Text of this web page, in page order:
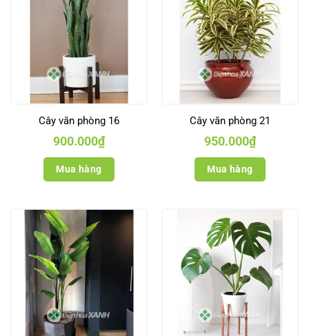
Cây văn phòng 16
900.000₫
Mua hàng
Cây văn phòng 21
950.000₫
Mua hàng